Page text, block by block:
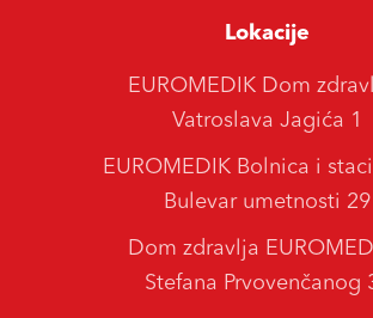
Lokacije
EUROMEDIK Dom
Vatroslava Jagića 1
EUROMEDIK Bolnica i
Bulevar umetnosti 29
Dom zdravlja
Stefana Prvovenčanog